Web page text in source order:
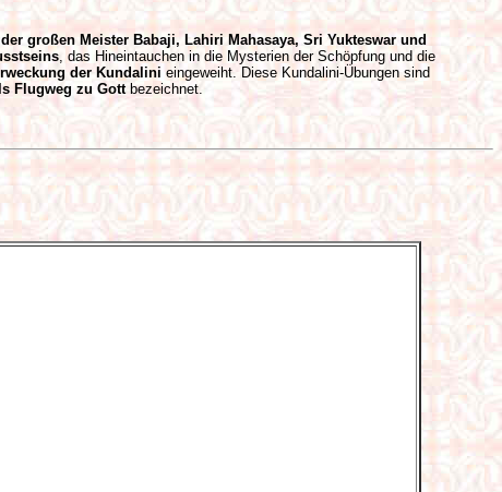
großen Meister Babaji, Lahiri Mahasaya, Sri Yukteswar und
, das Hineintauchen in die Mysterien der Schöpfung und die
der Kundalini eingeweiht. Diese Kundalini-Übungen sind
Flugweg zu Gottbezeichnet.